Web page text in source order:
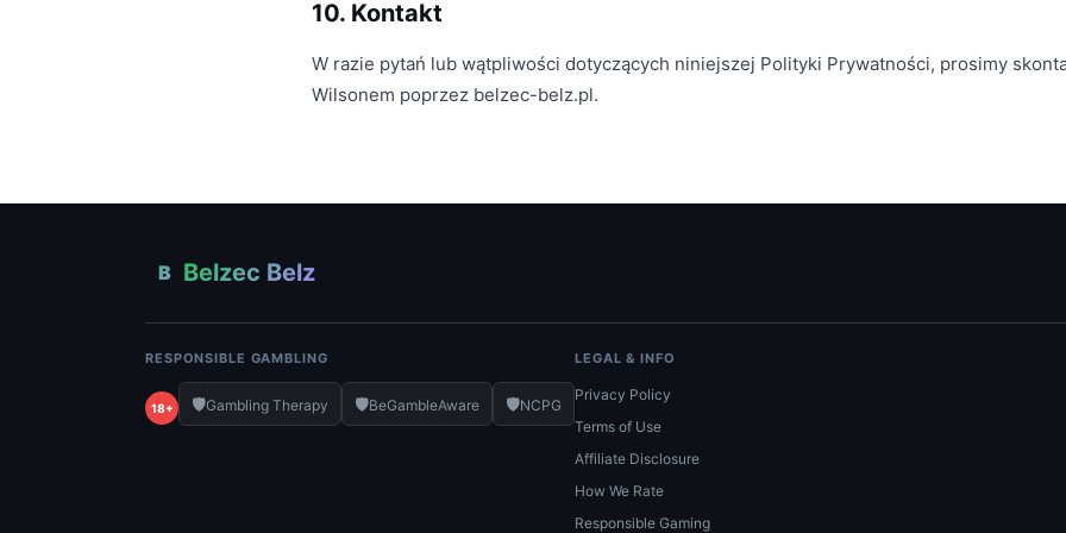
10. Kontakt
W razie pytań lub wątpliwości dotyczących niniejszej Polityki Prywatności, prosimy
Wilsonem poprzez belzec-belz.pl.
B Belzec Belz
RESPONSIBLE GAMBLING
18+ 🛡️Gambling Therapy 🛡️BeGambleAware 🛡️NCPG
LEGAL & INFO
Privacy Policy
Terms of Use
Affiliate Disclosure
How We Rate
Responsible Gaming